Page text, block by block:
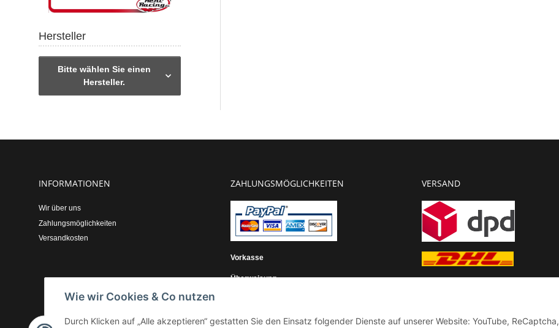
Wie wir Cookies & Co nutzen
Durch Klicken auf „Alle akzeptieren“ gestatten Sie den Einsatz folgender Dienste auf unserer Website: YouTube, ReCaptcha,
Hersteller
Bitte wählen Sie einen
Hersteller.
INFORMATIONEN
Wir über uns
Zahlungsmöglichkeiten
Versandkosten
ZAHLUNGSMÖGLICHKEITEN
Vorkasse
Überweisung
VERSAND